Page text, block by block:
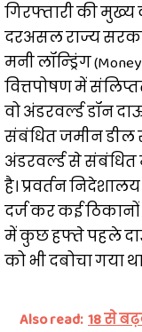
गिरफ्तारी की मुख्य
दरअसल राज्य
मनी लॉन्ड्रिंग
वित्तपोषण में
वो अंडरवर्ल्ड डॉन
संबंधित जमीन डील से
अंडरवर्ल्ड से संबंधित
है। प्रवर्तन
दर्ज कर कई
में कुछ हफ्ते पहले
को भी दबोचा गया
Also read: 18 से